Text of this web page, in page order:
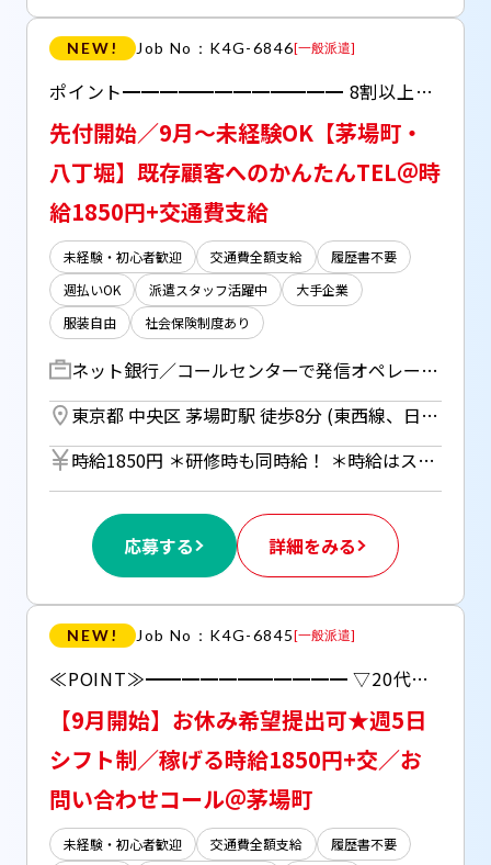
NEW! Job No：K4G-6846[一般派遣]
ポイント━━━━━━━━━━━━ 8割以上が未経験スタート！ SVさんもいるのでサポート体制バッチリ！ ━━━━━━━━━━━━━━━━ ◇派遣staff多数就業中！ ◇ビル内にカフェ・コンビニあり！ 食堂や休憩室もあるのでお昼休憩も困りません！ 食堂は1食500円前後と格安！ ◇オフィスワークだけど・・服装自由^^！ ピアスしたまま・ネイルOK！ デニム・スニーカーでも大丈夫です♪
先付開始／9月～未経験OK【茅場町・
八丁堀】既存顧客へのかんたんTEL＠時
給1850円+交通費支給
未経験・初心者歓迎 交通費全額支給
履歴書不要
週払いOK
派遣スタッフ活躍中
大手企業
服装自由
社会保険制度あり
ネット銀行／コールセンターで発信オペレーター ◆CMでも耳にする、大手ネット銀行で発信コール！◆ ▽うっかりローンのお支払いを忘れてしまったお客様にお電話 「入金されていないようですが、どうされましたか？」 「いつ頃入金できますか？」など ▽カウンセリングのイメージでお話を聞いて頂ければOK＊ ▽お話が終わったら、履歴をデータ入力
東京都 中央区 茅場町駅 徒歩8分 (東西線、日比谷線) ／ 八丁堀駅 徒歩6分 (京葉線、日比谷線) ／ 水天宮前駅 徒歩15分 (半蔵門線)
時給1850円 ＊研修時も同時給！ ＊時給はスキル・経験によって相談となります。 ＊週払い（規定あり）利用OK！ （但し、週払い制度は初回2ヵ月間のみ、3ヵ月目以降は月払い制になります。 利用についてはご本人様からお仕事紹介時に申請があった場合のみとなります。）
応募する 詳細をみる
NEW! Job No：K4G-6845[一般派遣]
≪POINT≫━━━━━━━━━━━ ▽20代・30代が多く活躍中の企業さま！ ▽服装自由！ネイルOKがウレシイ！ ▽難しいスキルなしでエントリー可！
【9月開始】お休み希望提出可★週5日
シフト制／稼げる時給1850円+交／お
問い合わせコール＠茅場町
未経験・初心者歓迎 交通費全額支給
履歴書不要